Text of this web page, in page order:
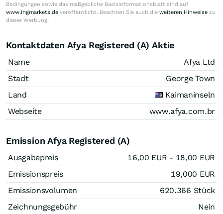
Bedingungen sowie das maßgebliche Basisinformationsblatt sind auf
www.ingmarkets.de veröffentlicht. Beachten Sie auch die weiteren Hinweise zu
dieser Werbung.
Kontaktdaten Afya Registered (A) Aktie
Name
Afya Ltd
Stadt
George Town
Land
Kaimaninseln
Webseite
www.afya.com.br
Emission Afya Registered (A)
Ausgabepreis 16,00 EUR - 18,00 EUR
Emissionspreis
19,000 EUR
Emissionsvolumen
620.366 Stück
Zeichnungsgebühr
Nein